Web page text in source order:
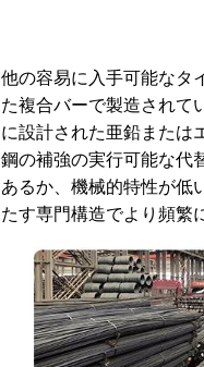
他の容易に入手可能なタ
た複合バーで製造されて
に設計された亜鉛または
鋼の補強の実行可能な代
あるか、機械的特性が低
たす専門構造でより頻繁